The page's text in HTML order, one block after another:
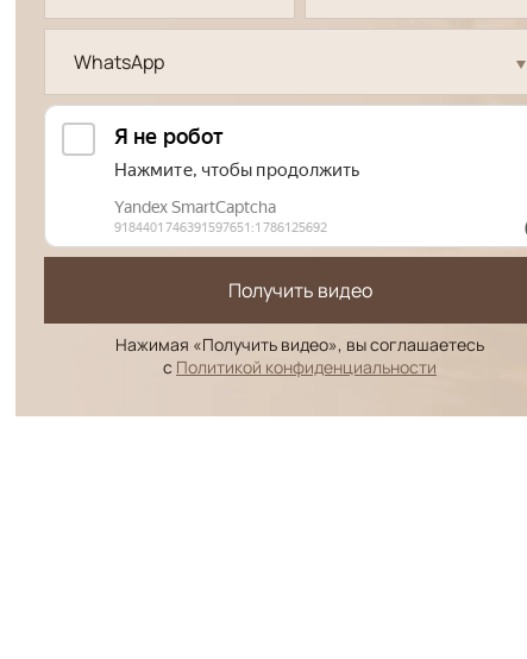
WhatsApp
Получить видео
Нажимая «Получить видео», вы соглашаетесь
с Политикой конфиденциальности